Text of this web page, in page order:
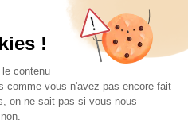
progressive